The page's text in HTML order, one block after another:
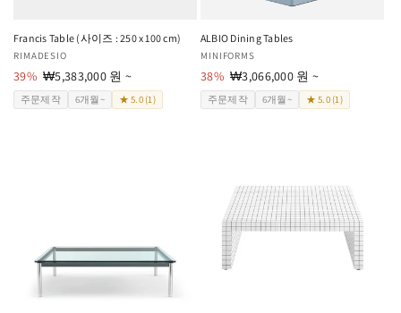
Francis Table (사이즈 : 250 x 100 cm)
공
급
업
체:
RIMADESIO
39% 할
인
가
₩5,383,000 원 ~
주문제작 6개월~ ★ 5.0 (1)
ALBIO Dining Tables
공
급
업
체:
MINIFORMS
38% 할
인
가
₩3,066,000 원 ~
주문제작 6개월~ ★ 5.0 (1)